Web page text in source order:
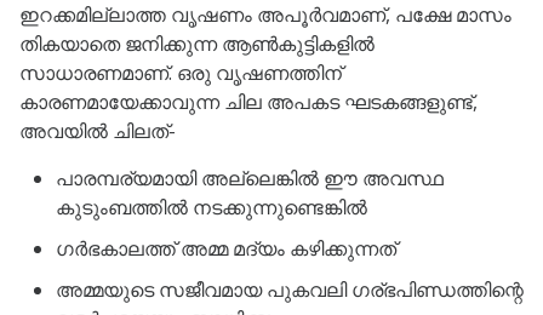
ഇറക്കമില്ലാത്ത വൃഷണം അപൂർവമാണ്, പക്ഷേ മാസം
തികയാതെ ജനിക്കുന്ന ആൺകുട്ടികളിൽ
സാധാരണമാണ്. ഒരു വൃഷണത്തിന്
കാരണമായേക്കാവുന്ന ചില അപകട ഘടകങ്ങളുണ്ട്,
അവയിൽ ചിലത്-
പാരമ്പര്യമായി അല്ലെങ്കിൽ ഈ അവസ്ഥ
കുടുംബത്തിൽ നടക്കുന്നുണ്ടെങ്കിൽ
ഗർഭകാലത്ത് അമ്മ മദ്യം കഴിക്കുന്നത്
അമ്മയുടെ സജീവമായ പുകവലി ഗര്ഭപിണ്ഡത്തിന്റെ